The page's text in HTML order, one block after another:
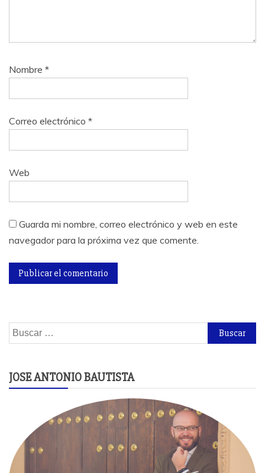
Nombre *
Correo electrónico *
Web
Guarda mi nombre, correo electrónico y web en este
navegador para la próxima vez que comente.
Buscar:
JOSE ANTONIO BAUTISTA